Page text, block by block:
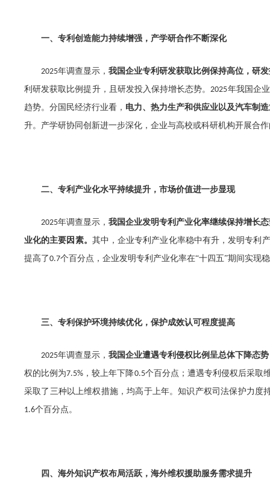
一、专利创造能力持续增强，产学研合作不断深化
2025年调查显示， 我国企业专利研发获取比例保持高位，研
利研发获取比例提升，且研发投入保持增长态势。2025年我国企
趋势。分国民经济行业看， 电力、热力生产和供应业以及汽车制
升。产学研协同创新进一步深化，企业与高校或科研机构开展合
二、专利产业化水平持续提升，市场价值进一步显现
2025年调查显示， 我国企业发明专利产业化率继续保持增长
业化的主要因素。 其中，企业专利产业化率稳中有升，发明专利
提高了0.7个百分点，企业发明专利产业化率在“十四五”期间实现
三、专利保护环境持续优化，保护成效认可程度提高
2025年调查显示， 我国企业遭遇专利侵权比例呈总体下降态
权的比例为7.5% ，较上年下降0.5个百分点；遭遇专利侵权后采取
采取了三种以上维权措施，均高于上年。知识产权司法保护力
1.6个百分点。
四、海外知识产权布局活跃，海外维权援助服务需求提升